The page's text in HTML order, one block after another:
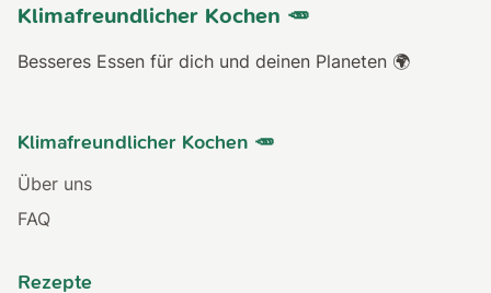
Klimafreundlicher Kochen 🥕
Besseres Essen für dich und deinen Planeten 🌍
Klimafreundlicher Kochen 🥕
Über uns
FAQ
Rezepte